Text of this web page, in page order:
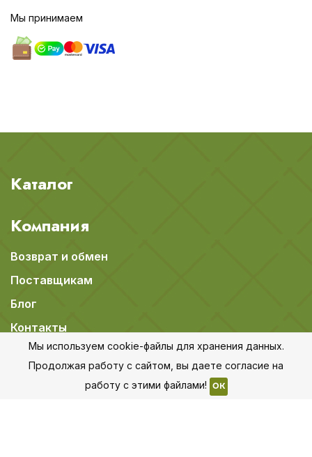
Мы принимаем
Каталог
Компания
Возврат и обмен
Поставщикам
Блог
Контакты
Вакансии
Информация
Мы используем cookie-файлы для хранения данных.
Продолжая работу с сайтом, вы даете согласие на
работу с этими файлами!
OK